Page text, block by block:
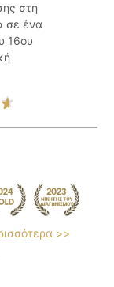
στη
σε ένα
16ου
>>